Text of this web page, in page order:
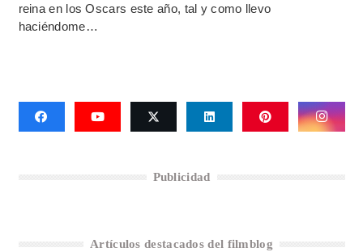
reina en los Oscars este año, tal y como llevo
haciéndome…
Publicidad
Artículos destacados del filmblog